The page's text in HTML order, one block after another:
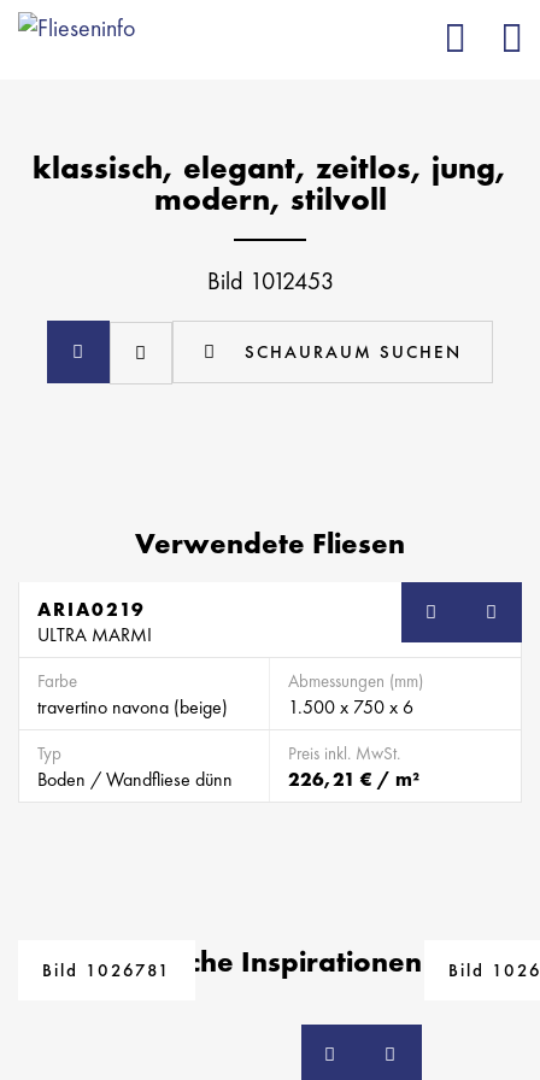
klassisch, elegant, zeitlos, jung,
modern, stilvoll
Bild 1012453
SCHAURAUM SUCHEN
Verwendete Fliesen
SB
ARIA0219
ULTRA MARMI
Farbe
travertino navona (beige)
Abmessungen (mm)
1.500 x 750 x 6
Typ
Boden / Wandfliese dünn
Preis inkl. MwSt.
226,21 € / m²
Ähnliche Inspirationen
Bild 1026781 Bild